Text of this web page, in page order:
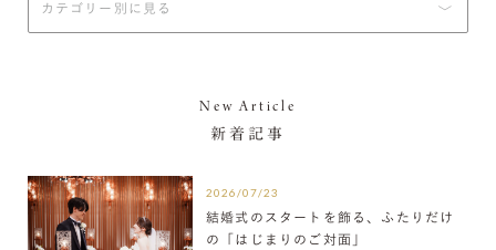
New Article
新着記事
2026/07/23
結婚式のスタートを飾る、ふたりだけ
の「はじまりのご対面」